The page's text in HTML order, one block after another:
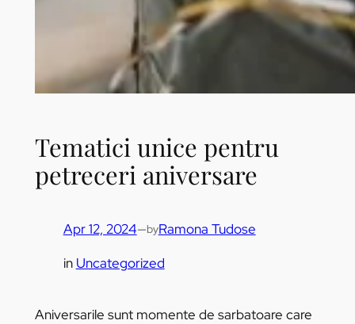
Tematici unice pentru
petreceri aniversare
Apr 12, 2024—byRamona Tudose
in Uncategorized
Aniversarile sunt momente de sarbatoare care